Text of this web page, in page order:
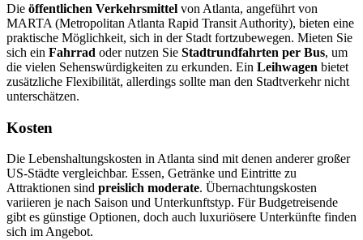
Die öffentlichen Verkehrsmittel von Atlanta, angeführt von
MARTA (Metropolitan Atlanta Rapid Transit Authority), bieten eine
praktische Möglichkeit, sich in der Stadt fortzubewegen. Mieten Sie
sich ein Fahrrad oder nutzen Sie Stadtrundfahrten per Bus, um
die vielen Sehenswürdigkeiten zu erkunden. Ein Leihwagen bietet
zusätzliche Flexibilität, allerdings sollte man den Stadtverkehr nicht
unterschätzen.
Kosten
Die Lebenshaltungskosten in Atlanta sind mit denen anderer großer
US-Städte vergleichbar. Essen, Getränke und Eintritte zu
Attraktionen sind preislich moderate. Übernachtungskosten
variieren je nach Saison und Unterkunftstyp. Für Budgetreisende
gibt es günstige Optionen, doch auch luxuriösere Unterkünfte finden
sich im Angebot.